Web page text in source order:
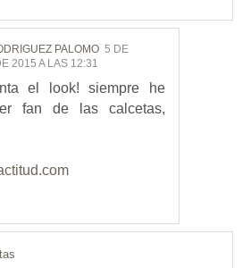
PALOMO 5 DE
2015 A LAS 12:31
el look! siempre he
fan de las calcetas,